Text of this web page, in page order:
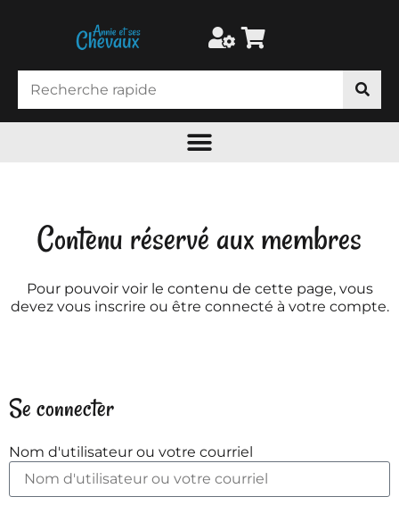
Contenu réservé aux membres
Pour pouvoir voir le contenu de cette page, vous
devez vous inscrire ou être connecté à votre compte.
Se connecter
Nom d'utilisateur ou votre courriel